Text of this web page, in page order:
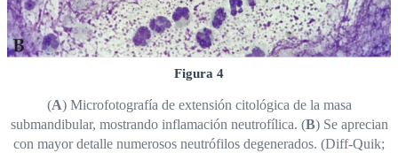
Figura 4
(A) Microfotografía de extensión citológica de la masa
submandibular, mostrando inflamación neutrofílica. (B) Se aprecian
con mayor detalle numerosos neutrófilos degenerados. (Diff-Quik;